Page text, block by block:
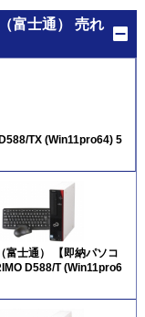
富士通） 売れ
TX (Win11pro64) 5
富士通） 【即納パソコ
D588/T (Win11pro6